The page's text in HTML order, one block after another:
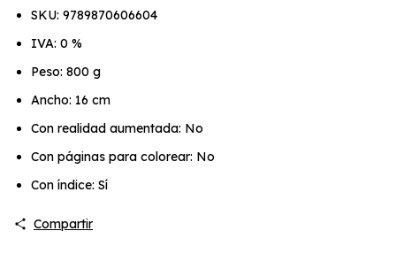
SKU: 9789870606604
IVA: 0 %
Peso: 800 g
Ancho: 16 cm
Con realidad aumentada: No
Con páginas para colorear: No
Con índice: Sí
Compartir